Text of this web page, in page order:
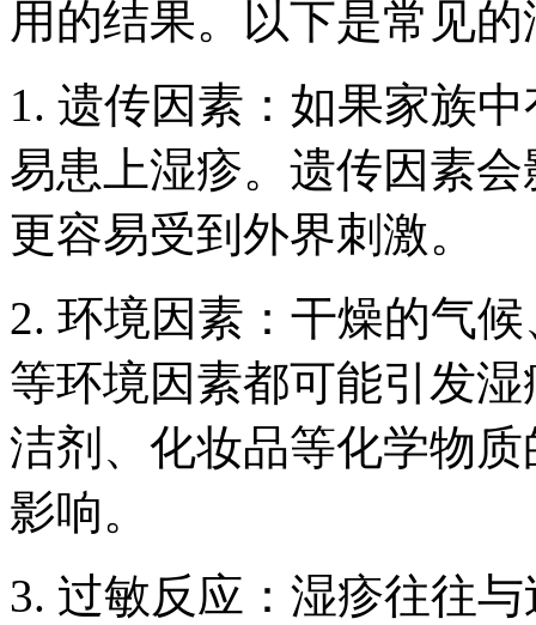
用的结果。以下是常见
1. 遗传因素：如果家族
易患上湿疹。遗传因素
更容易受到外界刺激。
2. 环境因素：干燥的气
等环境因素都可能引发
洁剂、化妆品等化学物
影响。
3. 过敏反应：湿疹往往